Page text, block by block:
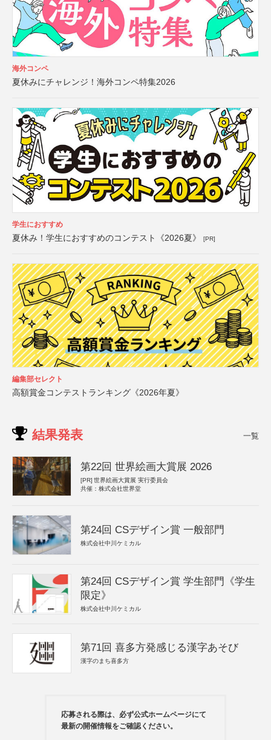
海外コンペ
夏休みにチャレンジ！海外コンペ特集2026
学生におすすめ
夏休み！学生におすすめのコンテスト《2026夏》 [PR]
編集部セレクト
高額賞金コンテストランキング《2026年夏》
結果発表 一覧
第22回 世界絵画大賞展 2026
[PR] 世界絵画大賞展 実行委員会
共催：株式会社世界堂
第24回 CSデザイン賞 一般部門
株式会社中川ケミカル
第24回 CSデザイン賞 学生部門《学生
限定》
株式会社中川ケミカル
第71回 喜多方発感じる漢字あそび
漢字のまち喜多方
応募される際は、必ず公式ホームページにて
最新の開催情報をご確認ください。